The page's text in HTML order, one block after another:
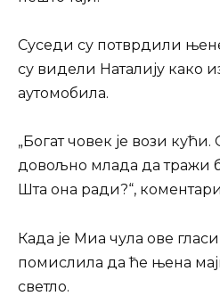
Суседи су потврдили
су видели Наталију како
аутомобила.
„Богат човек је вози
довољно млада да тражи
Шта она ради?“,
Када је Миа чула ове
помислила да ће њена
светло.